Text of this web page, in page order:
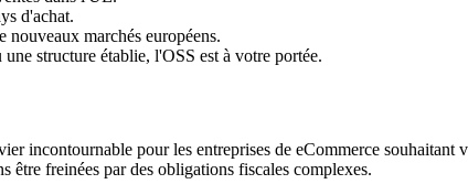
d'achat.
nouveaux marchés européens.
structure établie, l'OSS est à votre portée.
incontournable pour les entreprises de eCommerce
être freinées par des obligations fiscales complexes.